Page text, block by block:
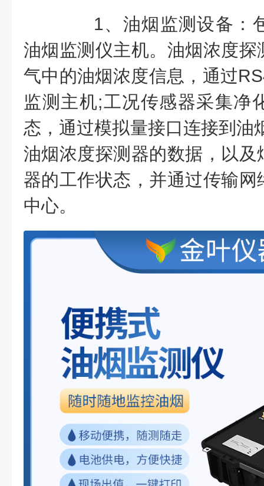
1、油烟监测设备：
油烟监测仪主机。油烟浓度
气中的油烟浓度信息，通过
监测主机;工况传感器采集净
态，通过模拟量接口连接到油
油烟浓度探测器的数据，以
器的工作状态，并通过传输
中心。